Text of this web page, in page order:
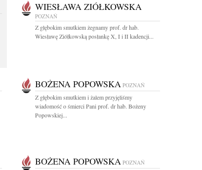
WIESŁAWA ZIÓŁKOWSKA
POZNAŃ
Z głębokim smutkiem żegnamy prof. dr hab.
Wiesławę Ziółkowską posłankę X, I i II kadencji...
BOŻENA POPOWSKA POZNAŃ
Z głębokim smutkiem i żalem przyjęliśmy
wiadomość o śmierci Pani prof. dr hab. Bożeny
Popowskiej...
BOŻENA POPOWSKA POZNAŃ